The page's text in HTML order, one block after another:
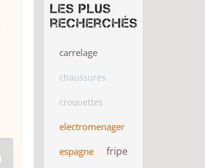
Les plus
recherchés
carrelage
chaussures
croquettes
electromenager
espagne fripe